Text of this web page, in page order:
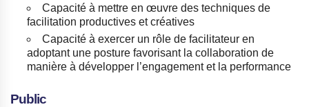
Capacité à mettre en œuvre des techniques de
facilitation productives et créatives
Capacité à exercer un rôle de facilitateur en
adoptant une posture favorisant la collaboration de
manière à développer l’engagement et la performance
Public